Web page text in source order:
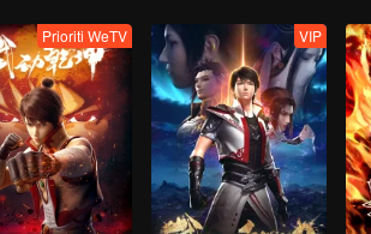
Prioriti WeTV VIP